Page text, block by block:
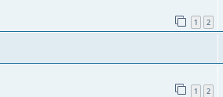
1 2
1 2